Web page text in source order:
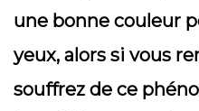
une bonne couleur
yeux, alors si vous
souffrez de ce